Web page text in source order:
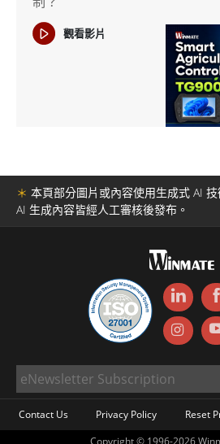
觀看影片
＊ 本頁部分圖片或內容使用生成式 AI
AI 生成內容皆經人工審核後發布。
Contact Us Privacy Policy
Reset
Copyright © 1996-2026